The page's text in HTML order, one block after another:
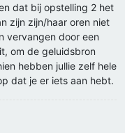
dat bij opstelling 2 het
zijn zijn/haar oren niet
vervangen door een
om de geluidsbron
hebben jullie zelf hele
dat je er iets aan hebt.